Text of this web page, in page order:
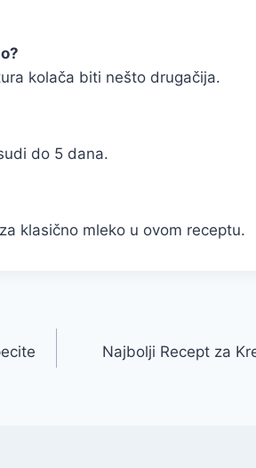
kolača biti nešto drugačija.
do 5 dana.
klasično mleko u ovom receptu.
Najbolji Recept za